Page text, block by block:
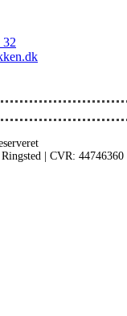
32
| CVR: 44746360